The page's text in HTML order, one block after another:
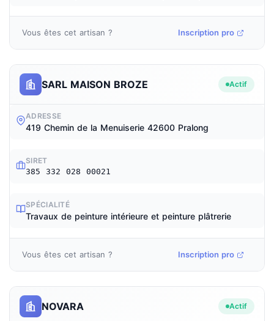
Vous êtes cet artisan ? Inscription pro
SARL MAISON BROZE Actif
ADRESSE
419 Chemin de la Menuiserie 42600 Pralong
SIRET
385 332 028 00021
SPÉCIALITÉ
Travaux de peinture intérieure et peinture plâtrerie
Vous êtes cet artisan ? Inscription pro
NOVARA Actif